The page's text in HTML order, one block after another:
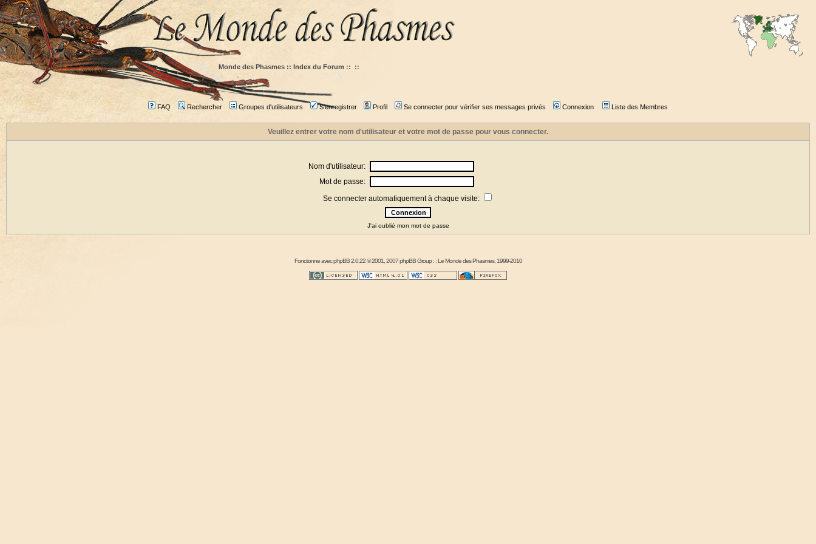
Monde des Phasmes :: Index du Forum :: ::
FAQ Rechercher Groupes d'utilisateurs S'enregistrer Profil Se connecter pour vérifier ses messages privés Connexion Liste des Membres
Veuillez entrer votre nom d'utilisateur et votre mot de passe pour vous connecter.
Nom d'utilisateur:
Mot de passe:
Se connecter automatiquement à chaque visite:
J'ai oublié mon mot de passe
Fonctionne avecphpBB2.0.22 © 2001, 2007 phpBB Group : :Le Monde des Phasmes, 1999-2010